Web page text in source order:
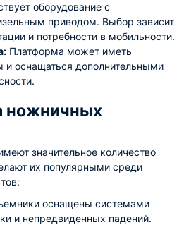
оборудование с
приводом. Выбор зависит
и потребности в мобильности.
Платформа может иметь
и оснащаться дополнительными
ножничных
значительное количество
их популярными среди
оснащены системами
и непредвиденных падений.